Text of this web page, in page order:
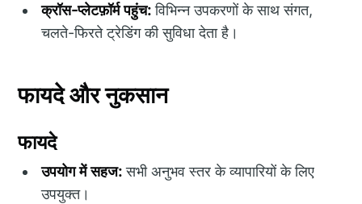
क्रॉस-प्लेटफ़ॉर्म पहुंच:विभिन्न उपकरणों के साथ संगत,
चलते-फिरते ट्रेडिंग की सुविधा देता है।
फायदे और नुकसान
फायदे
उपयोग में सहज:सभी अनुभव स्तर के व्यापारियों के लिए
उपयुक्त।